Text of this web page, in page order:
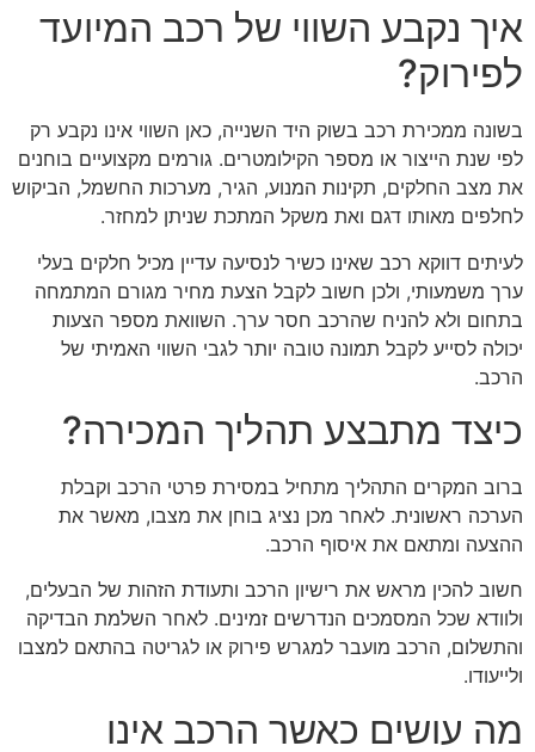
איך נקבע השווי של רכב המיועד
לפירוק?
בשונה ממכירת רכב בשוק היד השנייה, כאן השווי אינו נקבע רק
לפי שנת הייצור או מספר הקילומטרים. גורמים מקצועיים בוחנים
את מצב החלקים, תקינות המנוע, הגיר, מערכות החשמל, הביקוש
לחלפים מאותו דגם ואת משקל המתכת שניתן למחזר.
לעיתים דווקא רכב שאינו כשיר לנסיעה עדיין מכיל חלקים בעלי
ערך משמעותי, ולכן חשוב לקבל הצעת מחיר מגורם המתמחה
בתחום ולא להניח שהרכב חסר ערך. השוואת מספר הצעות
יכולה לסייע לקבל תמונה טובה יותר לגבי השווי האמיתי של
הרכב.
כיצד מתבצע תהליך המכירה?
ברוב המקרים התהליך מתחיל במסירת פרטי הרכב וקבלת
הערכה ראשונית. לאחר מכן נציג בוחן את מצבו, מאשר את
ההצעה ומתאם את איסוף הרכב.
חשוב להכין מראש את רישיון הרכב ותעודת הזהות של הבעלים,
ולוודא שכל המסמכים הנדרשים זמינים. לאחר השלמת הבדיקה
והתשלום, הרכב מועבר למגרש פירוק או לגריטה בהתאם למצבו
ולייעודו.
מה עושים כאשר הרכב אינו